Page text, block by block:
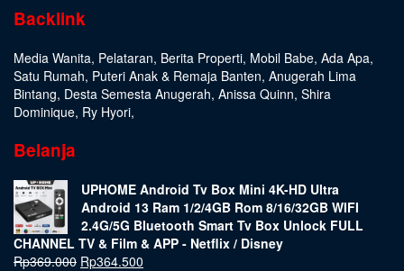
Backlink
Media Wanita, Pelataran, Berita Properti, Mobil Babe, Ada Apa,
Satu Rumah, Puteri Anak & Remaja Banten, Anugerah Lima
Bintang, Desta Semesta Anugerah, Anissa Quinn, Shira
Dominique, Ry Hyori,
Belanja
UPHOME Android Tv Box Mini 4K-HD Ultra
Android 13 Ram 1/2/4GB Rom 8/16/32GB WIFI
2.4G/5G Bluetooth Smart Tv Box Unlock FULL
CHANNEL TV & Film & APP - Netflix / Disney
Rp369.000 Rp364.500